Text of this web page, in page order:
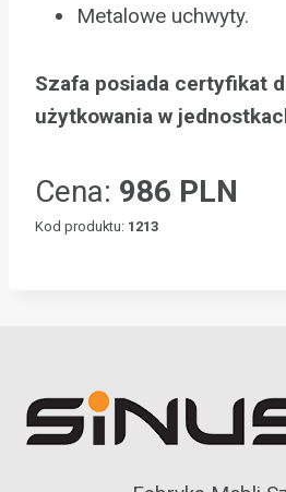
Metalowe uchwyty.
Szafa posiada certyfikat
użytkowania w
Cena: 986 PLN
Kod produktu: 1213